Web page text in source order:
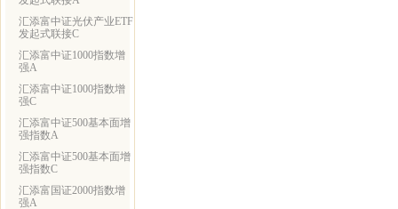
汇添富中证光伏产业ETF
发起式联接C
汇添富中证1000指数增
强A
汇添富中证1000指数增
强C
汇添富中证500基本面增
强指数A
汇添富中证500基本面增
强指数C
汇添富国证2000指数增
强A